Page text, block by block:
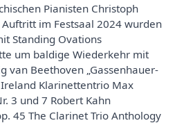
Pianisten Christoph
im Festsaal 2024 wurden
Standing Ovations
um baldige Wiederkehr mit
van Beethoven „Gassenhauer-
Ireland Klarinettentrio Max
3 und 7 Robert Kahn
45 The Clarinet Trio Anthology